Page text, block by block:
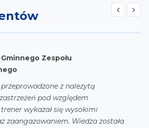
Zespołu
przeprowadzone z należytą
pod względem
wykazał się wysokimi
zaangażowaniem. Wiedza została